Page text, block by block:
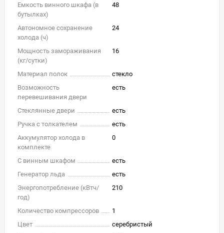
Емкость винного шкафа (в
бутылках)
48
Автономное сохранение
холода (ч)
24
Мощность замораживания
(кг/cутки)
16
Материал полок
стекло
Возможность
перевешивания двери
есть
Стеклянные двери
есть
Ручка с толкателем
есть
Аккумулятор холода в
комплекте
0
С винным шкафом
есть
Генератор льда
есть
Энергопотребление (кВтч/
год)
210
Количество компрессоров
1
Цвет
серебристый